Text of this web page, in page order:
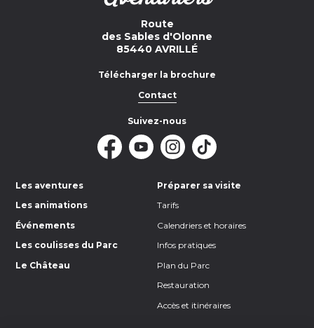
Route
des Sables d'Olonne
85440 AVRILLÉ
Les aventures
Les animations
Événements
Les coulisses du Parc
Le Château
Préparer sa visite
Tarifs
Calendriers et horaires
Infos pratiques
Plan du Parc
Restauration
Accès et itinéraires
Télécharger la brochure
Contact
Suivez-nous